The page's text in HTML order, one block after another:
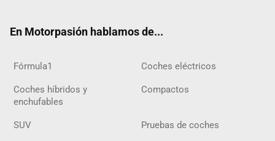
En Motorpasión hablamos de...
Fórmula1 Coches eléctricos
Coches híbridos y
enchufables
Compactos
SUV Pruebas de coches